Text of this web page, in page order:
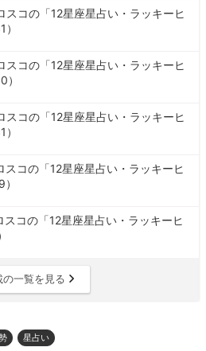
スコの「12星座星占い・ラッキーヒ
スコの「12星座星占い・ラッキーヒ
スコの「12星座星占い・ラッキーヒ
スコの「12星座星占い・ラッキーヒ
スコの「12星座星占い・ラッキーヒ
の一覧を見る
星占い